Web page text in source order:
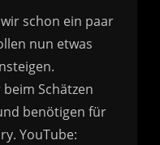
schon ein paar
nun etwas
Schätzen
benötigen für
YouTube: